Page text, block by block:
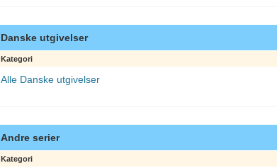
Danske utgivelser
Kategori
Alle Danske utgivelser
Andre serier
Kategori